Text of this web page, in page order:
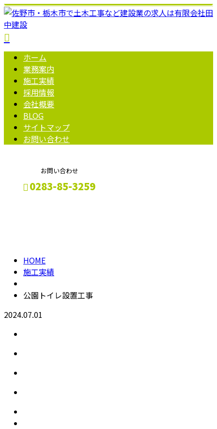
ホーム
業務案内
施工実績
採用情報
会社概要
BLOG
サイトマップ
お問い合わせ
お問い合わせ
0283-85-3259
HOME
施工実績
公園トイレ設置工事
2024.07.01